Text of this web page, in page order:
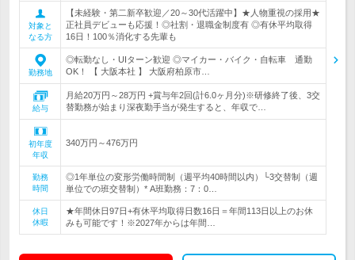
対象と
なる方
【未経験・第二新卒歓迎／20～30代活躍中】★人物重視の採用★
正社員デビューも応援！◎社割・退職金制度有 ◎有休平均取得
16日！100％消化する先輩も
勤務地
◎転勤なし・UIターン歓迎 ◎マイカー・バイク・自転車 通勤
OK！ 【 大阪本社 】 大阪府柏原市…
給与
月給20万円～28万円 +賞与年2回(計6.0ヶ月分)※研修終了後、3交
替勤務が始まり深夜勤手当が発生すると、年収で…
初年度
年収
340万円～476万円
勤務
時間
◎1年単位の変形労働時間制（週平均40時間以内）└3交替制（週
単位での班交替制）* A班勤務：7：0…
休日
休暇
★年間休日97日+有休平均取得日数16日＝年間113日以上のお休
みも可能です！※2027年からは年間…